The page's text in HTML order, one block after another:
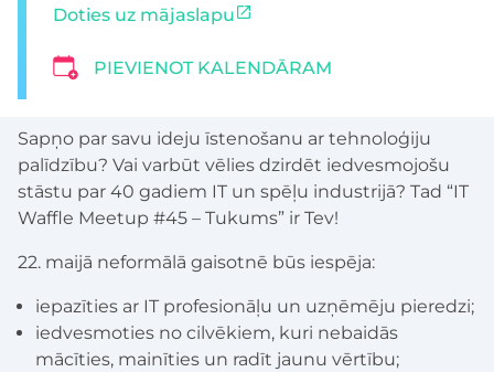
Sapņo par savu ideju īstenošanu ar tehnoloģiju
palīdzību? Vai varbūt vēlies dzirdēt iedvesmojošu
stāstu par 40 gadiem IT un spēļu industrijā? Tad “IT
Waffle Meetup #45 – Tukums” ir Tev!
22. maijā neformālā gaisotnē būs iespēja:
iepazīties ar IT profesionāļu un uzņēmēju pieredzi;
iedvesmoties no cilvēkiem, kuri nebaidās
mācīties, mainīties un radīt jaunu vērtību;
Doties uz mājaslapu
PIEVIENOT KALENDĀRAM